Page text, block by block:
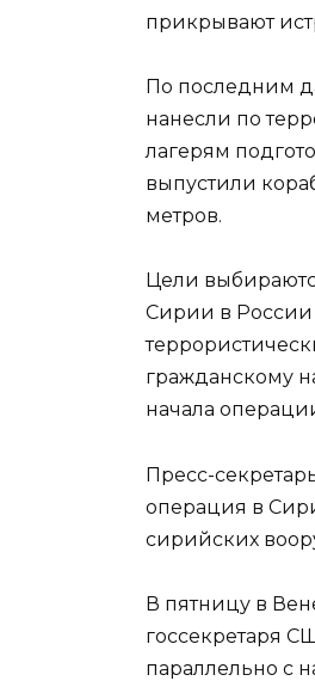
прикрывают
По последним
нанесли по
лагерям
выпустили
метров.
Цели
Сирии в России
гражданскому
начала
Пресс-
операция в
сирийских
В пятницу в
госсекретаря
параллельно с